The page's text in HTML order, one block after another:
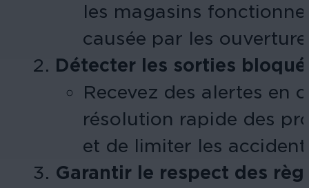
les magasins
causée par les
Détecter les sorties
Recevez des alertes en
résolution rapide des
et de limiter les
Garantir le respect des